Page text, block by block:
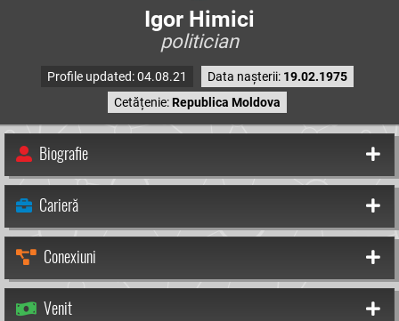
Igor Himici
politician
Profile updated: 04.08.21 Data nașterii: 19.02.1975
Cetățenie:Republica Moldova
Biografie
Carieră
Conexiuni
Venit